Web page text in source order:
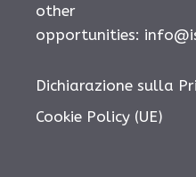
other
opportunities:
Dichiarazione sulla
Cookie Policy (UE)